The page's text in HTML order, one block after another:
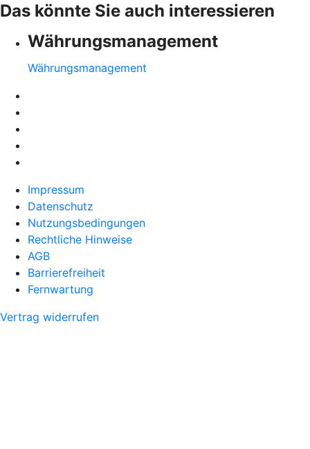
Das könnte Sie auch interessieren
Währungsmanagement
Währungsmanagement
Impressum
Datenschutz
Nutzungsbedingungen
Rechtliche Hinweise
AGB
Barrierefreiheit
Fernwartung
Vertrag widerrufen